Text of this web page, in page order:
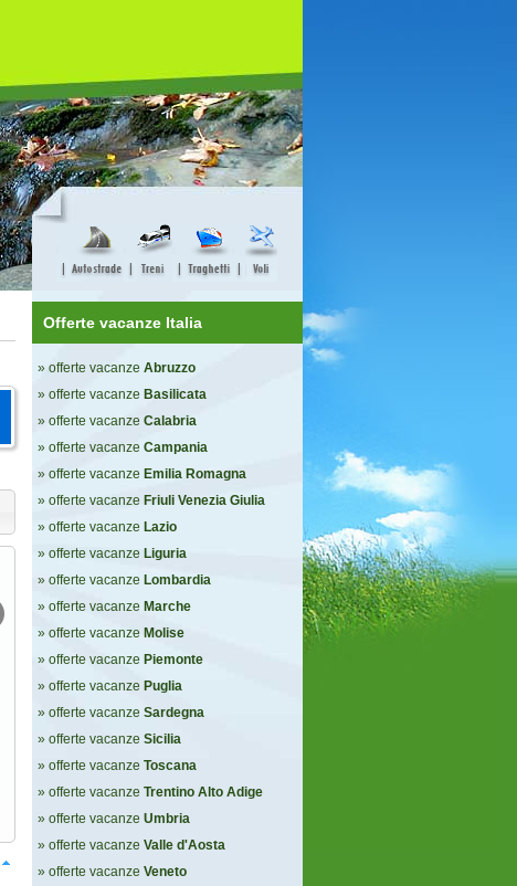
Offerte vacanze Italia
» offerte vacanze Abruzzo
» offerte vacanze Basilicata
» offerte vacanze Calabria
» offerte vacanze Campania
» offerte vacanze Emilia Romagna
» offerte vacanze Friuli Venezia Giulia
» offerte vacanze Lazio
» offerte vacanze Liguria
» offerte vacanze Lombardia
» offerte vacanze Marche
» offerte vacanze Molise
» offerte vacanze Piemonte
» offerte vacanze Puglia
» offerte vacanze Sardegna
» offerte vacanze Sicilia
» offerte vacanze Toscana
» offerte vacanze Trentino Alto Adige
» offerte vacanze Umbria
» offerte vacanze Valle d'Aosta
» offerte vacanze Veneto